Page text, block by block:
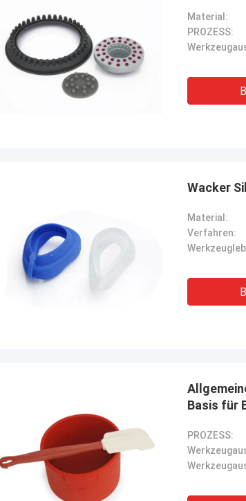
Dank für genug sich interessieren zu
reagieren, denkt anders als und erneuert
mit uns – hier wieder bei dieser
Gelegenheit, zum dieser Alternative zu
finden – viel geschätzt von uns in RnD,
Ja
Material:
PROZESS:
Wacker
Material:
Verfahren:
Basis für
PROZESS: